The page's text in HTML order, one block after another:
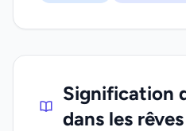
Signification
dans les rêves